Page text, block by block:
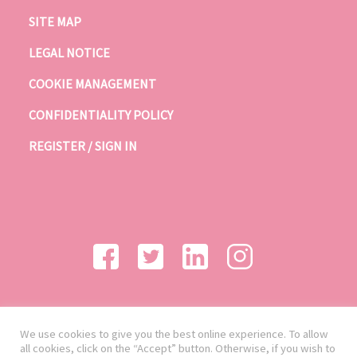
SITE MAP
LEGAL NOTICE
COOKIE MANAGEMENT
CONFIDENTIALITY POLICY
REGISTER / SIGN IN
We use cookies to give you the best online experience. To allow
all cookies, click on the “Accept” button. Otherwise, if you wish to